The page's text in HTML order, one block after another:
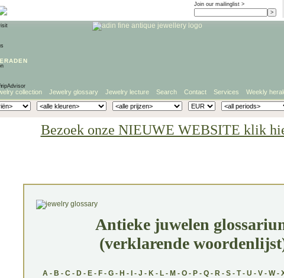
Join our mailinglist >
collection Jewelry glossary Jewelry lecture Search Contact Services Weekly
Bezoek onze NIEUWE WEBSITE klik
Antieke juwelen
(verklarende
A - B - C - D - E - F - G - H - - J - K - L - M - O - P - Q - R - S - T- U - V - W-